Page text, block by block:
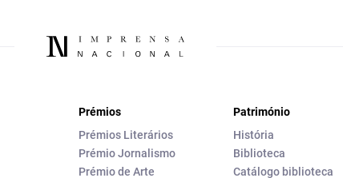
Prémios
Prémios Literários
Prémio Jornalismo
Prémio de Arte
Património
História
Biblioteca
Catálogo biblioteca